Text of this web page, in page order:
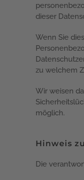
dieser
Wenn Sie
zu welchem
Wir weisen
möglich.
Hinweis
Die